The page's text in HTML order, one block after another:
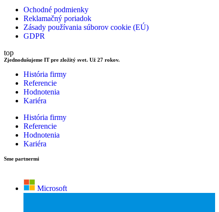
Ochodné podmienky
Reklamačný poriadok
Zásady používania súborov cookie (EÚ)
GDPR
top
Zjednodušujeme IT pre zložitý svet. Už 27 rokov.
História firmy
Referencie
Hodnotenia
Kariéra
História firmy
Referencie
Hodnotenia
Kariéra
Sme partnermi
Microsoft